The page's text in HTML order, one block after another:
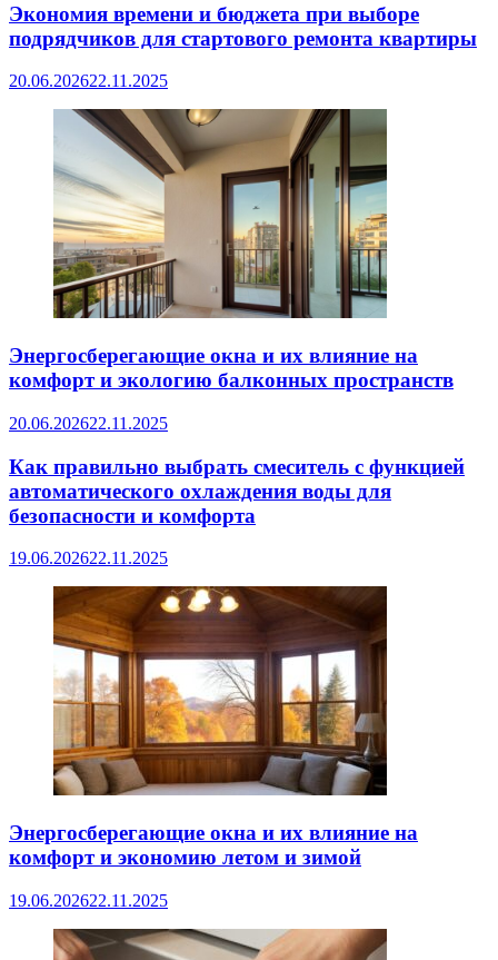
Экономия времени и бюджета при выборе
подрядчиков для стартового ремонта квартиры
20.06.202622.11.2025
Энергосберегающие окна и их влияние на
комфорт и экологию балконных пространств
20.06.202622.11.2025
Как правильно выбрать смеситель с функцией
автоматического охлаждения воды для
безопасности и комфорта
19.06.202622.11.2025
Энергосберегающие окна и их влияние на
комфорт и экономию летом и зимой
19.06.202622.11.2025